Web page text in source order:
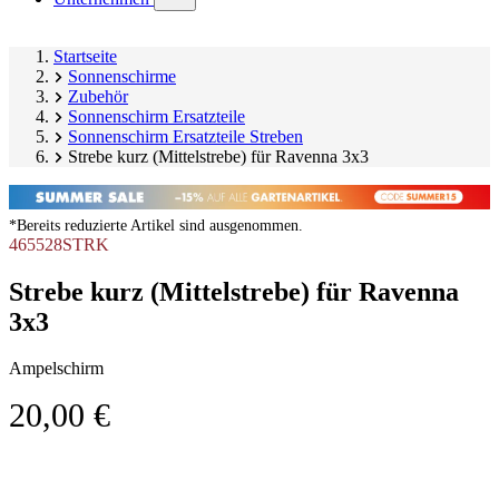
submenu)
Startseite
Sonnenschirme
Zubehör
Sonnenschirm Ersatzteile
Sonnenschirm Ersatzteile Streben
Strebe kurz (Mittelstrebe) für Ravenna 3x3
*Bereits reduzierte Artikel sind ausgenommen.
465528STRK
Strebe kurz (Mittelstrebe) für Ravenna
3x3
Ampelschirm
20,00 €